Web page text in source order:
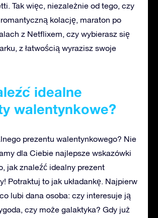
Tak więc, niezależnie od tego, czy
kolację, maraton po
z Netflixem, czy wybierasz się
z łatwością wyrazisz swoje
idealne
walentynkowe?
prezentu walentynkowego? Nie
dla Ciebie najlepsze wskazówki
jak znaleźć idealny prezent
Potraktuj to jak układankę. Najpierw
lubi dana osoba: czy interesuje ją
czy może galaktyka? Gdy już